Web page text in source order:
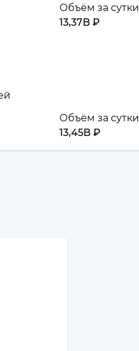
Объём за сутки
13,37B ₽
Объём за сутки
13,45B ₽